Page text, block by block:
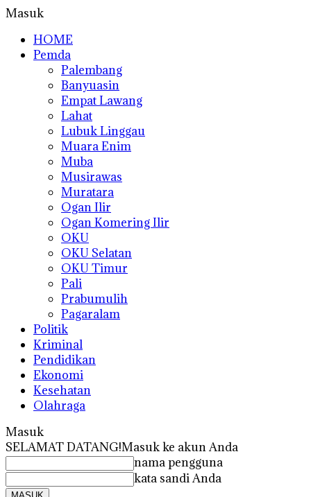
Masuk
HOME
Pemda
Palembang
Banyuasin
Empat Lawang
Lahat
Lubuk Linggau
Muara Enim
Muba
Musirawas
Muratara
Ogan Ilir
Ogan Komering Ilir
OKU
OKU Selatan
OKU Timur
Pali
Prabumulih
Pagaralam
Politik
Kriminal
Pendidikan
Ekonomi
Kesehatan
Olahraga
Masuk
SELAMAT DATANG!Masuk ke akun Anda
nama pengguna
kata sandi Anda